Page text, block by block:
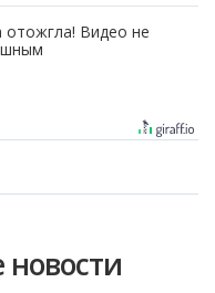
отожгла! Видео не